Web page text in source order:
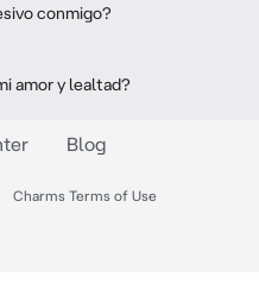
conmigo?
amor y lealtad?
Blog
Charms Terms of Use